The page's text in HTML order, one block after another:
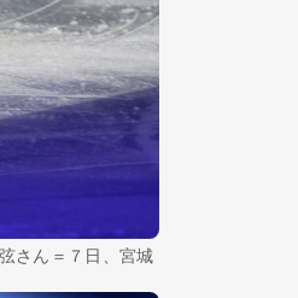
さん＝７日、宮城